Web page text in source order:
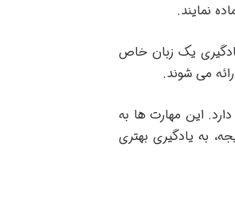
یک زبان خاص
می شوند.
این مهارت ها به
به یادگیری بهتری